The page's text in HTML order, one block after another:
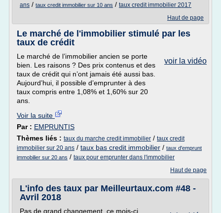
ans / taux credit immobilier sur 10 ans / taux credit immobilier 2017
Haut de page
Le marché de l'immobilier stimulé par les
taux de crédit
voir la vidéo
Le marché de l’immobilier ancien se porte
bien. Les raisons ? Des prix contenus et des
taux de crédit qui n’ont jamais été aussi bas.
Aujourd’hui, il possible d’emprunter à des
taux compris entre 1,08% et 1,60% sur 20
ans.
Voir la suite
Par : EMPRUNTIS
Thèmes liés : taux du marche credit immobilier / taux credit
immobilier sur 20 ans / taux bas credit immobilier / taux d'emprunt
immobilier sur 20 ans / taux pour emprunter dans l'immobilier
Haut de page
L'info des taux par Meilleurtaux.com #48 -
Avril 2018
Pas de grand changement, ce mois-ci,